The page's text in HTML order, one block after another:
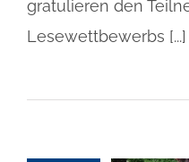
gratulieren den
Lesewettbewerbs [...]